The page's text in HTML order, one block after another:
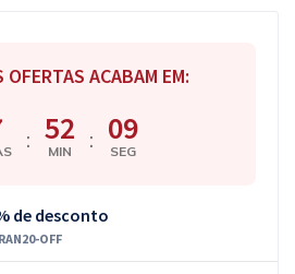
OFERTAS ACABAM EM:
: 52
MIN : 08
SEG
de desconto
OFF